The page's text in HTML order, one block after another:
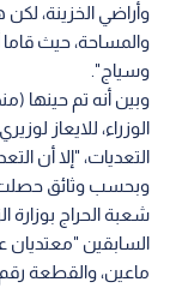
وأراضي الخزينة،
والمساحة، حيث قاما
وسياج".
الوزراء، للايعاز
التعديات، "إلا أن
وبحسب وثائق حصلت
شعبة الحراج بوزارة
ماعين، والقطعة رقم (27) من حوض رقم